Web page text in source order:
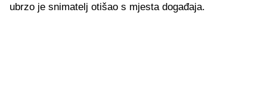
ubrzo je snimatelj otišao s mjesta događaja.